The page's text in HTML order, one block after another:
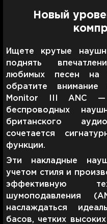
Новый
Ищете крутые
поднять
любимых песен на
обратите внимание
Monitor III ANC —
беспроводных
британского
сочетается
функции.
Эти накладные
учетом стиля и
эффективную
шумоподавления
наслаждаться
басов, четких